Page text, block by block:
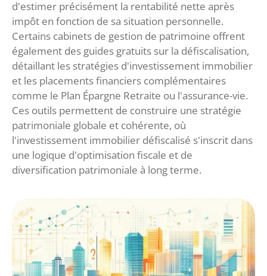
d'estimer précisément la rentabilité nette après
impôt en fonction de sa situation personnelle.
Certains cabinets de gestion de patrimoine offrent
également des guides gratuits sur la défiscalisation,
détaillant les stratégies d'investissement immobilier
et les placements financiers complémentaires
comme le Plan Épargne Retraite ou l'assurance-vie.
Ces outils permettent de construire une stratégie
patrimoniale globale et cohérente, où
l'investissement immobilier défiscalisé s'inscrit dans
une logique d'optimisation fiscale et de
diversification patrimoniale à long terme.